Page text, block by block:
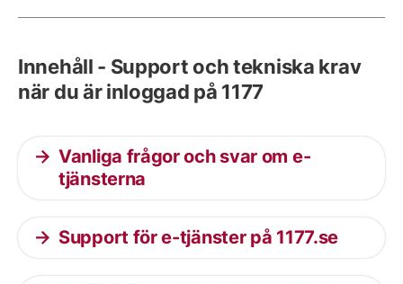
Innehåll - Support och tekniska krav
när du är inloggad på 1177
Vanliga frågor och svar om e-
tjänsterna
Support för e-tjänster på 1177.se